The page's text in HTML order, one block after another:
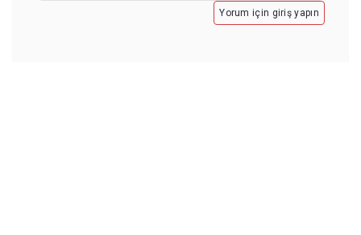
Yorum için giriş yapın